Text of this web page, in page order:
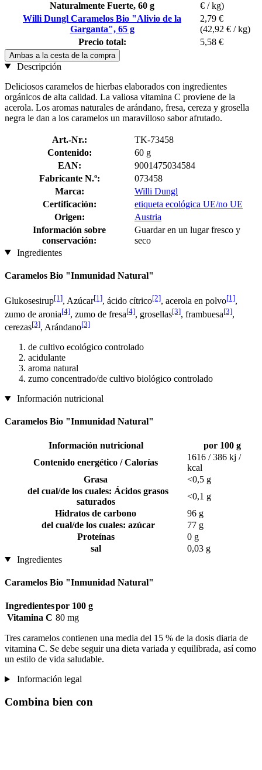
Naturalmente Fuerte, 60 g
€ / kg)
Willi Dungl Caramelos Bio "Alivio de la
Garganta", 65 g
2,79 €
(42,92 € / kg)
Precio total:
5,58 €
Ambas a la cesta de la compra
Descripción
Deliciosos caramelos de hierbas elaborados con ingredientes
orgánicos de alta calidad. La valiosa vitamina C proviene de la
acerola. Los aromas naturales de arándano, fresa, cereza y grosella
negra le dan a los caramelos un maravilloso sabor afrutado.
Art.-Nr.:
TK-73458
Contenido:
60 g
EAN:
9001475034584
Fabricante N.º:
073458
Marca:
Willi Dungl
Certificación:
etiqueta ecológica UE/no UE
Origen:
Austria
Información sobre
conservación:
Guardar en un lugar fresco y
seco
Ingredientes
Caramelos Bio "Inmunidad Natural"
Glukosesirup[1], Azúcar[1], ácido cítrico[2], acerola en polvo[1],
zumo de aronia[4], zumo de fresa[4], grosellas[3], frambuesa[3],
cerezas[3], Arándano[3]
de cultivo ecológico controlado
acidulante
aroma natural
zumo concentrado/de cultivo biológico controlado
Información nutricional
Caramelos Bio "Inmunidad Natural"
Información nutricional
por 100 g
Contenido energético / Calorías
1616 / 386 kj /
kcal
Grasa
<0,5 g
del cual/de los cuales: Ácidos grasos
saturados
<0,1 g
Hidratos de carbono
96 g
del cual/de los cuales: azúcar
77 g
Proteínas
0 g
sal
0,03 g
Ingredientes
Caramelos Bio "Inmunidad Natural"
Ingredientespor 100 g
Vitamina C 80 mg
Tres caramelos contienen una media del 15 % de la dosis diaria de
vitamina C. Se debe seguir una dieta variada y equilibrada, así como
un estilo de vida saludable.
Información legal
Combina bien con